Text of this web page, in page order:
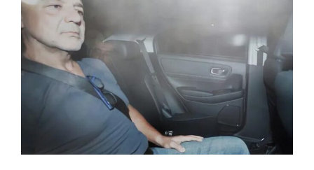
s
A
p
p
e
b
o
o
er
y
Li
n
k